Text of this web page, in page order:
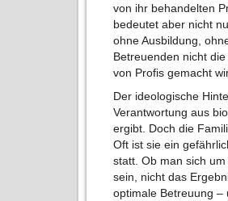
von ihr behandelten
bedeutet aber nicht
ohne Ausbildung,
Betreuenden nicht
von Profis gemacht
Der ideologische
Verantwortung aus
ergibt. Doch die
Oft ist sie ein
statt. Ob man sich
sein, nicht das
optimale Betreuung –